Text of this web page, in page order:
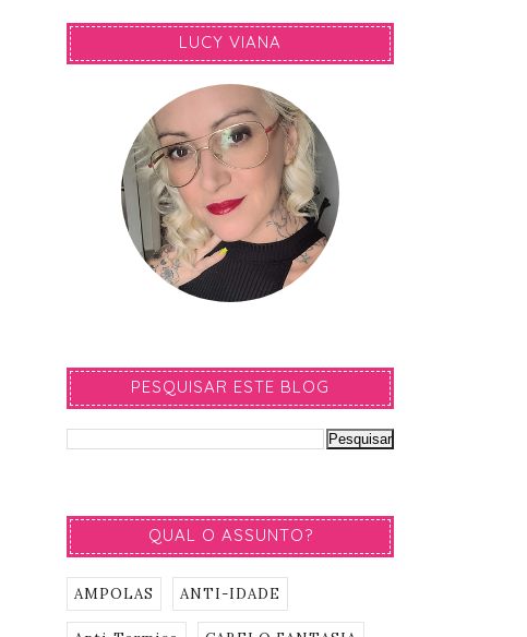
LUCY VIANA
PESQUISAR ESTE BLOG
QUAL O ASSUNTO?
AMPOLAS ANTI-IDADE